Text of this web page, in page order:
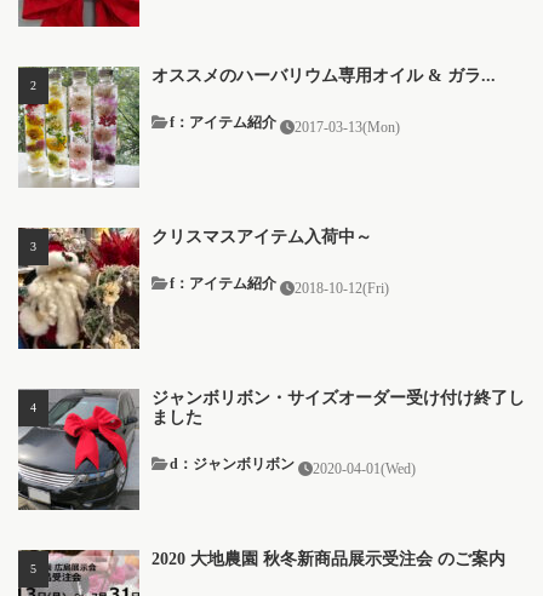
オススメのハーバリウム専用オイル & ガラ...
2017-03-13(Mon)
f：アイテム紹介
クリスマスアイテム入荷中～
2018-10-12(Fri)
f：アイテム紹介
ジャンボリボン・サイズオーダー受け付け終了し
ました
2020-04-01(Wed)
d：ジャンボリボン
2020 大地農園 秋冬新商品展示受注会 のご案内